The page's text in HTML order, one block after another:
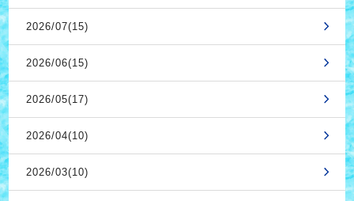
2026/07(15)
2026/06(15)
2026/05(17)
2026/04(10)
2026/03(10)